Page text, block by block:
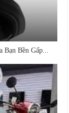
Bền Gấp...